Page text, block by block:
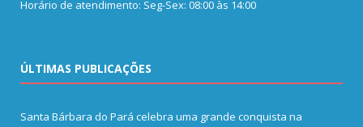
Horário de atendimento: Seg-Sex: 08:00 às 14:00
ÚLTIMAS PUBLICAÇÕES
Santa Bárbara do Pará celebra uma grande conquista na